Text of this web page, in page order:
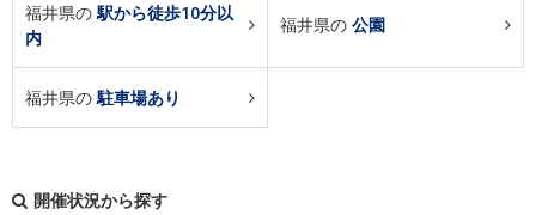
福井県の駅から徒歩10分以
内
福井県の 公園
福井県の駐車場あり
開催状況から探す